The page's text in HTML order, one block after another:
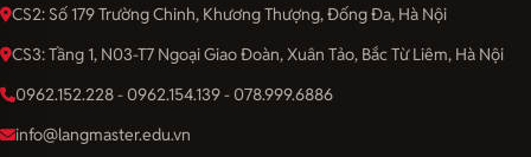
CS2: Số 179 Trường Chinh, Khương Thượng, Đống Đa, Hà Nội
CS3: Tầng 1, N03-T7 Ngoại Giao Đoàn, Xuân Tảo, Bắc Từ Liêm, Hà Nội
0962.152.228 - 0962.154.139 - 078.999.6886
info@langmaster.edu.vn